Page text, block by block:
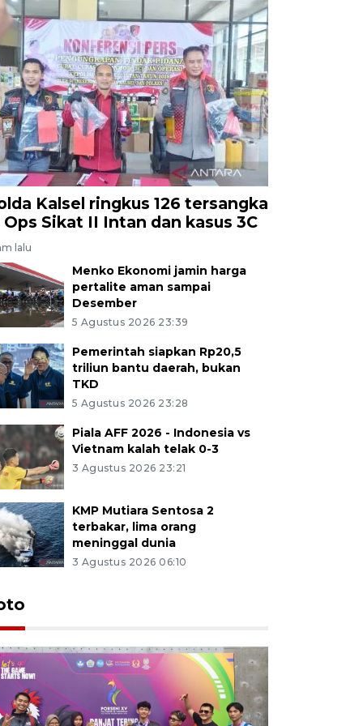
Kalsel ringkus 126 tersangka
Ops Sikat II Intan dan kasus 3C
lalu
Menko Ekonomi jamin harga
pertalite aman sampai
Desember
5 Agustus 2026 23:39
Pemerintah siapkan Rp20,5
triliun bantu daerah, bukan
TKD
5 Agustus 2026 23:28
Piala AFF 2026 - Indonesia vs
Vietnam kalah telak 0-3
3 Agustus 2026 23:21
KMP Mutiara Sentosa 2
terbakar, lima orang
meninggal dunia
3 Agustus 2026 06:10